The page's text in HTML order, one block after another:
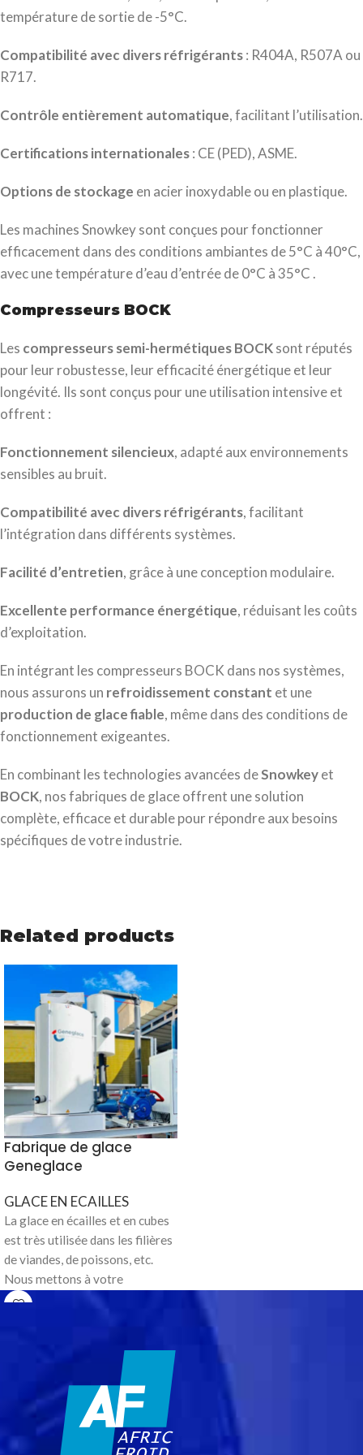
température de sortie de -5°C.
Compatibilité avec divers réfrigérants: R404A, R507A ou
R717.
Contrôle entièrement automatique, facilitant l’utilisation.
Certifications internationales: CE (PED), ASME.
Options de stockage en acier inoxydable ou en plastique.
Les machines Snowkey sont conçues pour fonctionner
efficacement dans des conditions ambiantes de 5°C à 40°C,
avec une température d’eau d’entrée de 0°C à 35°C .
Compresseurs BOCK
Les compresseurs semi-hermétiques BOCKsont réputés
pour leur robustesse, leur efficacité énergétique et leur
longévité. Ils sont conçus pour une utilisation intensive et
offrent :
Fonctionnement silencieux, adapté aux environnements
sensibles au bruit.
Compatibilité avec divers réfrigérants, facilitant
l’intégration dans différents systèmes.
Facilité d’entretien, grâce à une conception modulaire.
Excellente performance énergétique, réduisant les coûts
d’exploitation.
En intégrant les compresseurs BOCK dans nos systèmes,
nous assurons un refroidissement constant et une
production de glace fiable, même dans des conditions de
fonctionnement exigeantes.
En combinant les technologies avancées deSnowkeyet
BOCK, nos fabriques de glace offrent une solution
complète, efficace et durable pour répondre aux besoins
spécifiques de votre industrie.
Related products
Fabrique de glace
Geneglace
GLACE EN ECAILLES
La glace en écailles et en cubes
est très utilisée dans les filières
de viandes, de poissons, etc.
Nous mettons à votre
disposition une large gamme de
que des silos isothermes pour le
La fabrique de glace de marque
GENEGLACE. Le cylindre du
générateur est à double paroi